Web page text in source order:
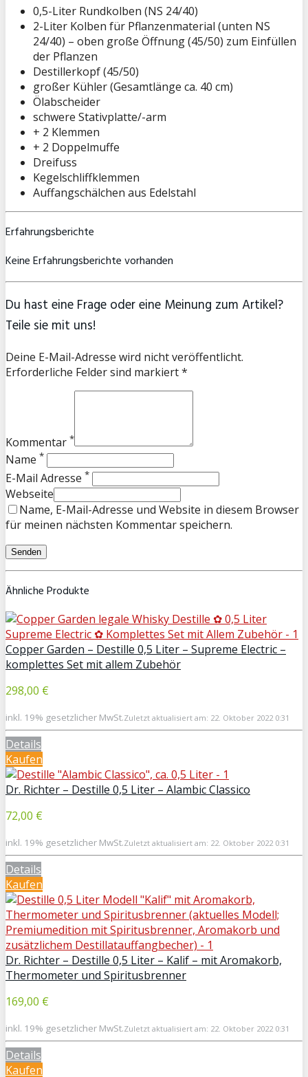
0,5-Liter Rundkolben (NS 24/40)
2-Liter Kolben für Pflanzenmaterial (unten NS
24/40) – oben große Öffnung (45/50) zum Einfüllen
der Pflanzen
Destillerkopf (45/50)
großer Kühler (Gesamtlänge ca. 40 cm)
Ölabscheider
schwere Stativplatte/-arm
+ 2 Klemmen
+ 2 Doppelmuffe
Dreifuss
Kegelschliffklemmen
Auffangschälchen aus Edelstahl
Erfahrungsberichte
Keine Erfahrungsberichte vorhanden
Du hast eine Frage oder eine Meinung zum Artikel?
Teile sie mit uns!
Deine E-Mail-Adresse wird nicht veröffentlicht.
Erforderliche Felder sind markiert *
Kommentar *
Name *
E-Mail Adresse *
Webseite
Name, E-Mail-Adresse und Website in diesem Browser
für meinen nächsten Kommentar speichern.
Ähnliche Produkte
Copper Garden – Destille 0,5 Liter – Supreme Electric –
komplettes Set mit allem Zubehör
298,00 €
inkl. 19% gesetzlicher MwSt.Zuletzt aktualisiert am: 22. Oktober 2022 0:31
Details
Kaufen
Dr. Richter – Destille 0,5 Liter – Alambic Classico
72,00 €
inkl. 19% gesetzlicher MwSt.Zuletzt aktualisiert am: 22. Oktober 2022 0:31
Details
Kaufen
Dr. Richter – Destille 0,5 Liter – Kalif – mit Aromakorb,
Thermometer und Spiritusbrenner
169,00 €
inkl. 19% gesetzlicher MwSt.Zuletzt aktualisiert am: 22. Oktober 2022 0:31
Details
Kaufen